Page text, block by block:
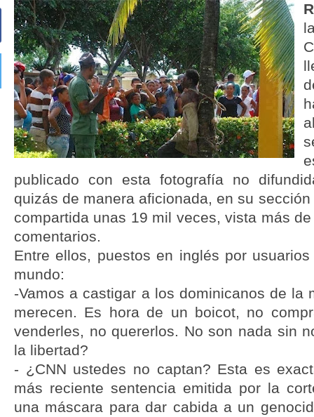
publicado con esta fotografía no
quizás de manera aficionada, en su
compartida unas 19 mil veces, vista más
comentarios.
Entre ellos, puestos en inglés por
mundo:
-Vamos a castigar a los dominicanos de la
merecen. Es hora de un boicot, no
venderles, no quererlos. No son nada sin
la libertad?
- ¿CNN ustedes no captan? Esta es
más reciente sentencia emitida por la
una máscara para dar cabida a un